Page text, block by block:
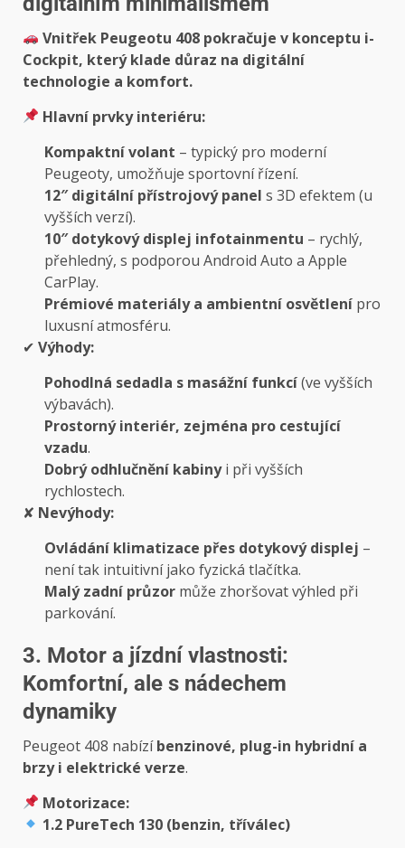
Vnitřek Peugeotu 408 pokračuje v konceptu i-
Cockpit, který klade důraz na digitální
technologie a komfort.
Hlavní prvky interiéru:
Kompaktní volant – typický pro moderní
Peugeoty, umožňuje sportovní řízení.
12″ digitální přístrojový panel s 3D efektem (u
vyšších verzí).
10″ dotykový displej infotainmentu – rychlý,
přehledný, s podporou Android Auto a Apple
CarPlay.
Prémiové materiály a ambientní osvětlení pro
luxusní atmosféru.
✔ Výhody:
Pohodlná sedadla s masážní funkcí(ve vyšších
výbavách).
Prostorný interiér, zejména pro cestující
vzadu.
Dobrý odhlučnění kabinyi při vyšších
rychlostech.
✘ Nevýhody:
Ovládání klimatizace přes dotykový displej –
není tak intuitivní jako fyzická tlačítka.
Malý zadní průzor může zhoršovat výhled při
parkování.
3. Motor a jízdní vlastnosti:
Komfortní, ale s nádechem
dynamiky
Peugeot 408 nabízíbenzinové, plug-in hybridní a
brzy i elektrické verze.
Motorizace:
1.2 PureTech 130 (benzin, tříválec)